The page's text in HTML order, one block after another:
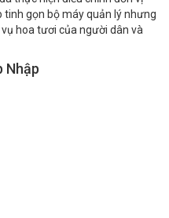
đã thực hiện điều chỉnh đơn vị
tinh gọn bộ máy quản lý nhưng
hoa tươi của người dân và
Nhập